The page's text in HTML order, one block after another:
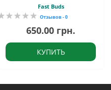
Fast Buds
Отзывов - 0
650.00 грн.
КУПИТЬ